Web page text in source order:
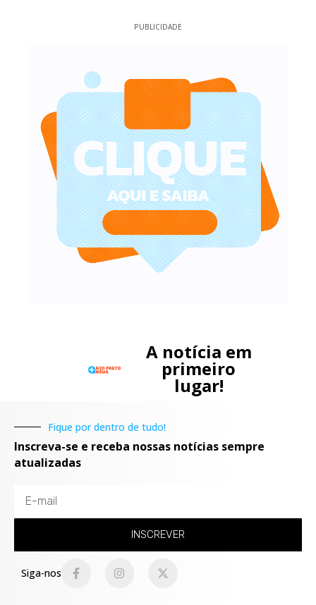
PUBLICIDADE
A notícia em
primeiro
lugar!
Fique por dentro de tudo!
Inscreva-se e receba nossas notícias sempre
atualizadas
INSCREVER
Siga-nos